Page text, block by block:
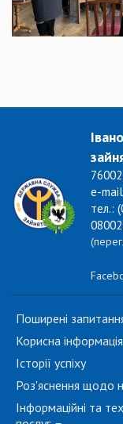
e-
тел.:
Поширені
Корисна
Історії успіху
Роз'яснення щодо
Інформаційні та